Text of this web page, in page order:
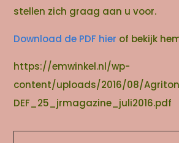
stellen zich graag aan u voor.
Download de PDF hier of bekijk
https://emwinkel.nl/wp-
content/uploads/2016/08/
DEF_25_jrmagazine_juli2016.pdf